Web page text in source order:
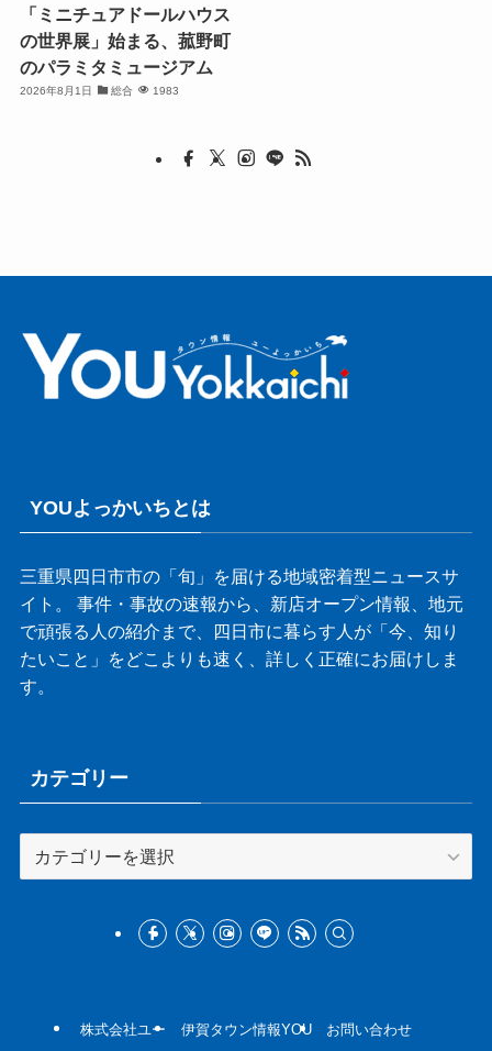
「ミニチュアドールハウス
の世界展」始まる、菰野町
のパラミタミュージアム
2026年8月1日 総合 1983
YOUよっかいちとは
三重県四日市市の「旬」を届ける地域密着型ニュースサ
イト。 事件・事故の速報から、新店オープン情報、地元
で頑張る人の紹介まで、四日市に暮らす人が「今、知り
たいこと」をどこよりも速く、詳しく正確にお届けしま
す。
カテゴリー
テ
株式会社ユー 伊賀タウン情報YOU お問い合わせ